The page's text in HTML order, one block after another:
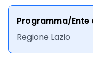
Programma/
Regione Lazio